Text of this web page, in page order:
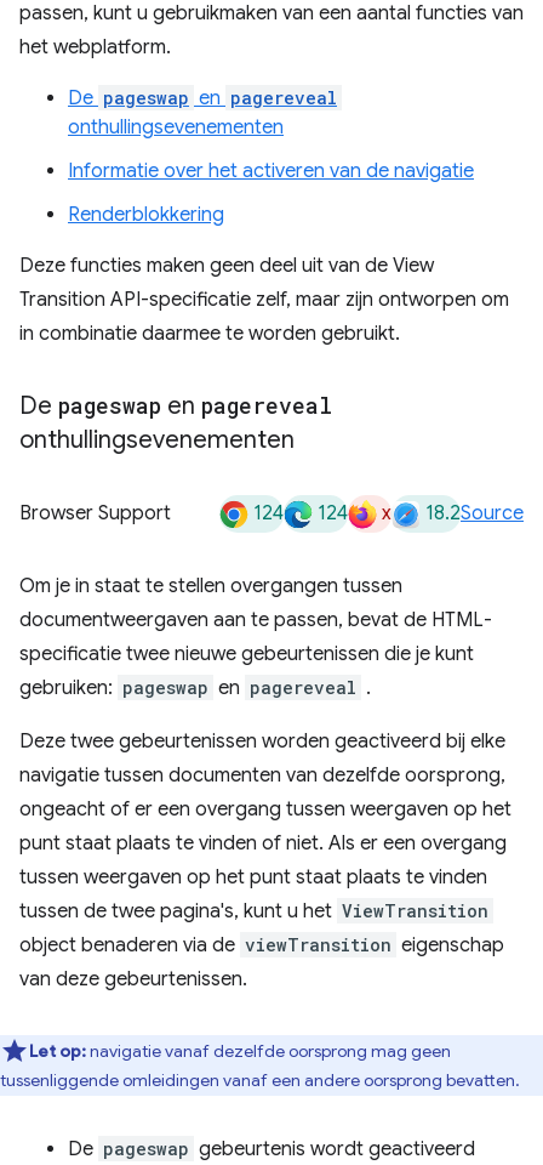
passen, kunt u gebruikmaken van een aantal functies van
het webplatform.
De pageswap en pagereveal
onthullingsevenementen
Informatie over het activeren van de navigatie
Renderblokkering
Deze functies maken geen deel uit van de View
Transition API-specificatie zelf, maar zijn ontworpen om
in combinatie daarmee te worden gebruikt.
De pageswap en pagereveal
onthullingsevenementen
Browser Support 124 124 x 18.2Source
Om je in staat te stellen overgangen tussen
documentweergaven aan te passen, bevat de HTML-
specificatie twee nieuwe gebeurtenissen die je kunt
gebruiken: pageswap en pagereveal .
Deze twee gebeurtenissen worden geactiveerd bij elke
navigatie tussen documenten van dezelfde oorsprong,
ongeacht of er een overgang tussen weergaven op het
punt staat plaats te vinden of niet. Als er een overgang
tussen weergaven op het punt staat plaats te vinden
tussen de twee pagina's, kunt u het ViewTransition
object benaderen via de viewTransition eigenschap
van deze gebeurtenissen.
Let op:navigatie vanaf dezelfde oorsprong mag geen
tussenliggende omleidingen vanaf een andere oorsprong bevatten.
De pageswap gebeurtenis wordt geactiveerd